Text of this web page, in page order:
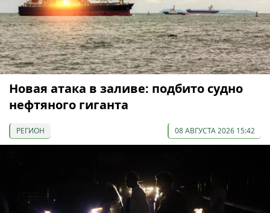
Новая атака в заливе: подбито судно
нефтяного гиганта
РЕГИОН 08 АВГУСТА 2026 15:42